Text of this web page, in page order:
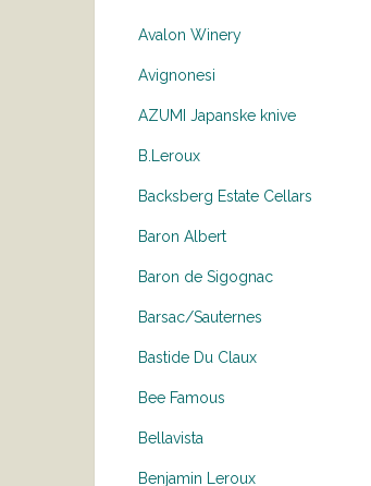
Avalon Winery
Avignonesi
AZUMI Japanske knive
B.Leroux
Backsberg Estate Cellars
Baron Albert
Baron de Sigognac
Barsac/Sauternes
Bastide Du Claux
Bee Famous
Bellavista
Benjamin Leroux